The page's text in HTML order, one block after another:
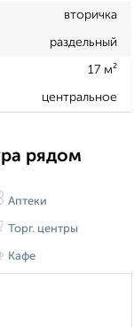
вторичка
раздельный
17 м²
центральное
рядом
Аптеки
Торг. центры
Кафе